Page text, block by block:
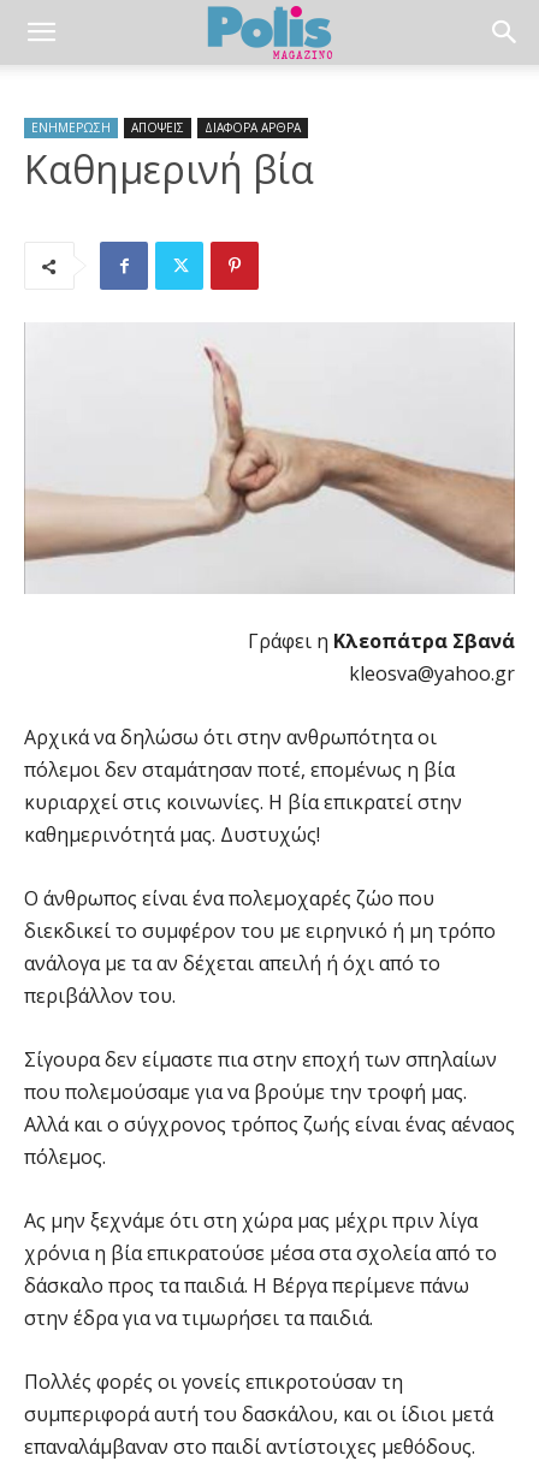
ΕΝΗΜΕΡΩΣΗ ΑΠΟΨΕΙΣ ΔΙΑΦΟΡΑ ΑΡΘΡΑ
Καθημερινή βία
Γράφει η Κλεοπάτρα Σβανά
kleosva@yahoo.gr
Αρχικά να δηλώσω ότι στην ανθρωπότητα οι
πόλεμοι δεν σταμάτησαν ποτέ, επομένως η βία
κυριαρχεί στις κοινωνίες. Η βία επικρατεί στην
καθημερινότητά μας. Δυστυχώς!
Ο άνθρωπος είναι ένα πολεμοχαρές ζώο που
διεκδικεί το συμφέρον του με ειρηνικό ή μη τρόπο
ανάλογα με τα αν δέχεται απειλή ή όχι από το
περιβάλλον του.
Σίγουρα δεν είμαστε πια στην εποχή των σπηλαίων
που πολεμούσαμε για να βρούμε την τροφή μας.
Αλλά και ο σύγχρονος τρόπος ζωής είναι ένας αέναος
πόλεμος.
Ας μην ξεχνάμε ότι στη χώρα μας μέχρι πριν λίγα
χρόνια η βία επικρατούσε μέσα στα σχολεία από το
δάσκαλο προς τα παιδιά. Η Βέργα περίμενε πάνω
στην έδρα για να τιμωρήσει τα παιδιά.
Πολλές φορές οι γονείς επικροτούσαν τη
συμπεριφορά αυτή του δασκάλου, και οι ίδιοι μετά
επαναλάμβαναν στο παιδί αντίστοιχες μεθόδους.